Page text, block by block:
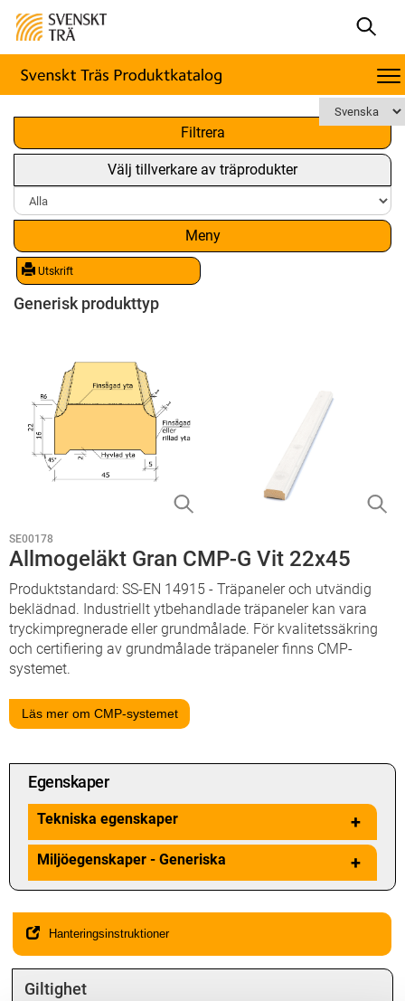
Filtrera
Välj tillverkare av träprodukter
Meny
Utskrift
x
Generisk produkttyp
SE00178
Allmogeläkt Gran CMP-G Vit 22x45
Produktstandard: SS-EN 14915 - Träpaneler och utvändig
beklädnad. Industriellt ytbehandlade träpaneler kan vara
tryckimpregnerade eller grundmålade. För kvalitetssäkring
och certifiering av grundmålade träpaneler finns CMP-
systemet.
Läs mer om CMP-systemet
Egenskaper
Tekniska egenskaper +
Miljöegenskaper - Generiska +
Hanteringsinstruktioner
Giltighet